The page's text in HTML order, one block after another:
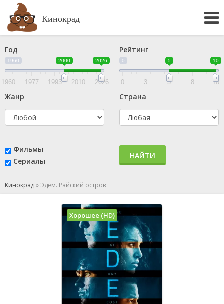
Кинокрад
Год
1960 2000 2026
1960 1977 1993 2010 2026
Рейтинг
0 5 10
0 3 5 8 10
Жанр Страна
Фильмы
Сериалы
НАЙТИ
Кинокрад»Эдем. Райский остров
Хорошее (HD)